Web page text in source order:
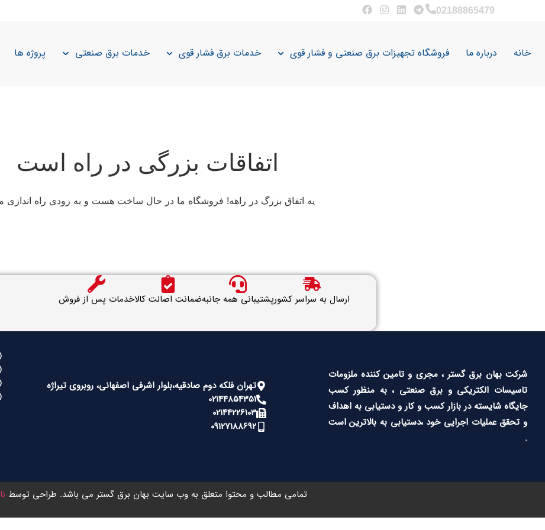
02188865479
خانه درباره ما فروشگاه تجهیزات برق صنعتی و فشار قوی خدمات برق فشار قوی خدمات برق صنعتی پروژه ها
اتفاقات بزرگی در راه است
یه اتفاق بزرگ در راهه! فروشگاه ما در حال ساخت هست و به زودی راه اندازی
ارسال به سراسر کشورپشتیبانی همه جانبهضمانت اصالت کالاخدمات پس از فروش
شرکت بهان برق گستر ، مجری و تامین کننده ملزومات
تاسیسات الکتریکی و برق صنعتی ، به منظور کسب
جایگاه شایسته در بازار کسب و کار و دستیابی به اهداف
و تحقق عملیات اجرایی خود ،دستیابی به بالاترین است
.
تهران فلکه دوم صادقیه،بلوار اشرفی اصفهانی، روبروی تیراژه
02144854351
02144226103
09127188692
تمامی مطالب و محتوا متعلق به وب سایت بهان برق گستر می باشد. طراحی توسط